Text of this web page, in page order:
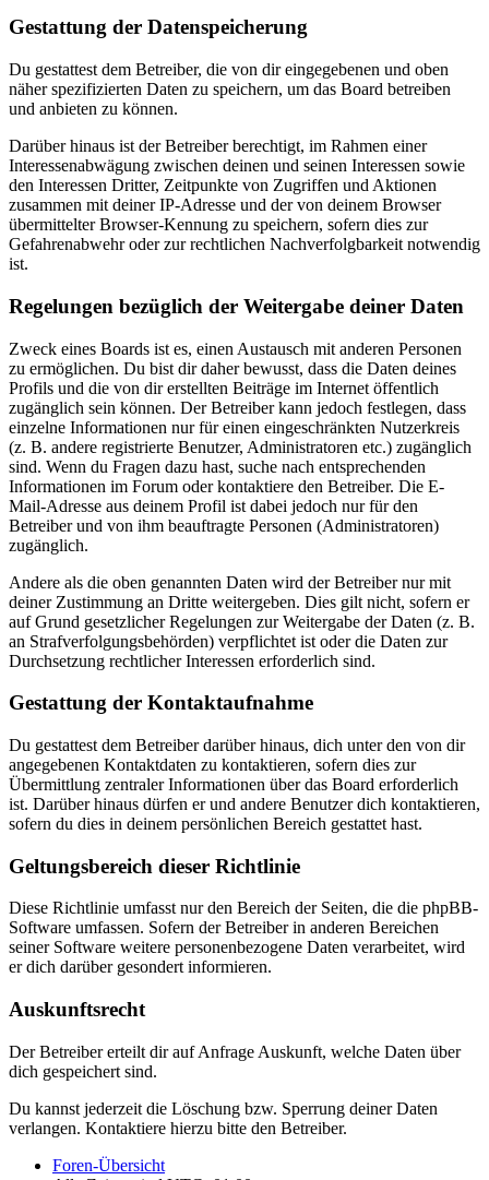
Gestattung der Datenspeicherung
Du gestattest dem Betreiber, die von dir eingegebenen und oben
näher spezifizierten Daten zu speichern, um das Board betreiben
und anbieten zu können.
Darüber hinaus ist der Betreiber berechtigt, im Rahmen einer
Interessenabwägung zwischen deinen und seinen Interessen sowie
den Interessen Dritter, Zeitpunkte von Zugriffen und Aktionen
zusammen mit deiner IP-Adresse und der von deinem Browser
übermittelter Browser-Kennung zu speichern, sofern dies zur
Gefahrenabwehr oder zur rechtlichen Nachverfolgbarkeit notwendig
ist.
Regelungen bezüglich der Weitergabe deiner Daten
Zweck eines Boards ist es, einen Austausch mit anderen Personen
zu ermöglichen. Du bist dir daher bewusst, dass die Daten deines
Profils und die von dir erstellten Beiträge im Internet öffentlich
zugänglich sein können. Der Betreiber kann jedoch festlegen, dass
einzelne Informationen nur für einen eingeschränkten Nutzerkreis
(z. B. andere registrierte Benutzer, Administratoren etc.) zugänglich
sind. Wenn du Fragen dazu hast, suche nach entsprechenden
Informationen im Forum oder kontaktiere den Betreiber. Die E-
Mail-Adresse aus deinem Profil ist dabei jedoch nur für den
Betreiber und von ihm beauftragte Personen (Administratoren)
zugänglich.
Andere als die oben genannten Daten wird der Betreiber nur mit
deiner Zustimmung an Dritte weitergeben. Dies gilt nicht, sofern er
auf Grund gesetzlicher Regelungen zur Weitergabe der Daten (z. B.
an Strafverfolgungsbehörden) verpflichtet ist oder die Daten zur
Durchsetzung rechtlicher Interessen erforderlich sind.
Gestattung der Kontaktaufnahme
Du gestattest dem Betreiber darüber hinaus, dich unter den von dir
angegebenen Kontaktdaten zu kontaktieren, sofern dies zur
Übermittlung zentraler Informationen über das Board erforderlich
ist. Darüber hinaus dürfen er und andere Benutzer dich kontaktieren,
sofern du dies in deinem persönlichen Bereich gestattet hast.
Geltungsbereich dieser Richtlinie
Diese Richtlinie umfasst nur den Bereich der Seiten, die die phpBB-
Software umfassen. Sofern der Betreiber in anderen Bereichen
seiner Software weitere personenbezogene Daten verarbeitet, wird
er dich darüber gesondert informieren.
Auskunftsrecht
Der Betreiber erteilt dir auf Anfrage Auskunft, welche Daten über
dich gespeichert sind.
Du kannst jederzeit die Löschung bzw. Sperrung deiner Daten
verlangen. Kontaktiere hierzu bitte den Betreiber.
Foren-Übersicht